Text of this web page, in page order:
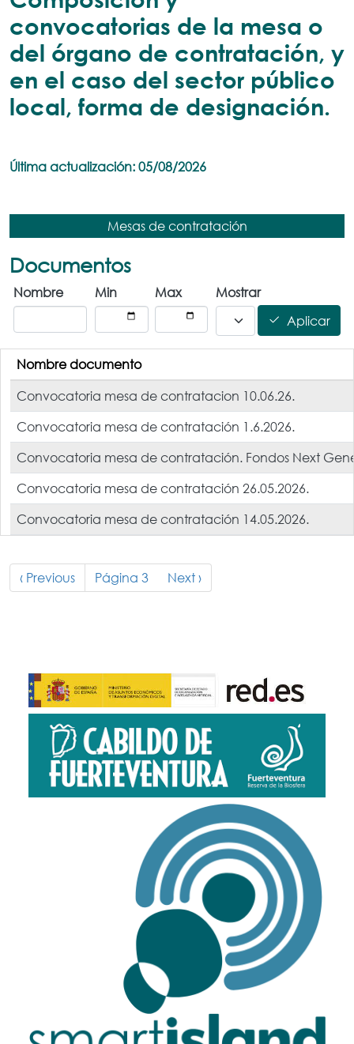
convocatorias de la mesa o
del órgano de contratación, y
en el caso del sector público
local, forma de designación.
Última actualización: 05/08/2026
Mesas de contratación
Documentos
Nombre Min Max
Mostrar
Aplicar
Nombre documento
Convocatoria mesa de contratacion 10.06.26.
Convocatoria mesa de contratación 1.6.2026.
Convocatoria mesa de contratación. Fondos Next
Convocatoria mesa de contratación 26.05.2026.
Convocatoria mesa de contratación 14.05.2026.
Página anterior
‹ Previous Página 3 Siguiente página
Next ›